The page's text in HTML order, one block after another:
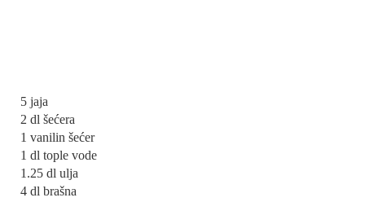
5 jaja
2 dl šećera
1 vanilin šećer
1 dl tople vode
1.25 dl ulja
4 dl brašna